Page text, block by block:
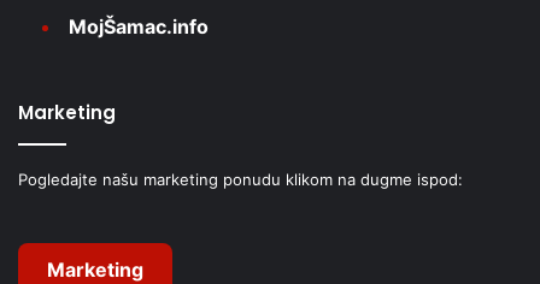
MojŠamac.info
Marketing
Pogledajte našu marketing ponudu klikom na dugme ispod:
Marketing